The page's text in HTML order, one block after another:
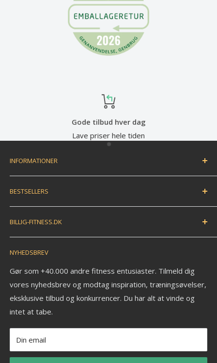
Gode tilbud hver dag
Lave priser hele tiden
NYHEDSBREV
Gør som +40.000 andre fitness entusiaster. Tilmeld dig
vores nyhedsbrev og modtag inspiration, træningsøvelser,
eksklusive tilbud og konkurrencer. Du har alt at vinde og
intet at tabe.
Din email
INFORMATIONER
Handelsbetingelser
Fortryd dit køb / bestil returlabel
FAQ
EAN betaling
Anmeldelser
Kontakt
Om os
Ledige stillinger
Fitness blog
Blog om styrketræning
Privatlivspolitik
Refusionspolitik
BESTSELLERS
Træningsmåtte
Træningsbold
Træningselastik
Håndvægte
Pull up bar
Kettlebell
Aerobic vægtstang sæt
Vægtstang
Vægtskive
BILLIG-FITNESS.DK
N.K. Import APS
Savværksvej 3
6360 Tinglev
CVR: 33772580
_______________________
Mail: info@billig-fitness.dk